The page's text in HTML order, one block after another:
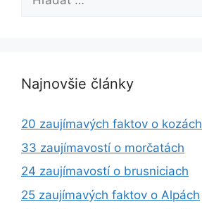
Najnovšie články
20 zaujímavých faktov o kozách
33 zaujímavostí o morčatách
24 zaujímavostí o brusniciach
25 zaujímavých faktov o Alpách